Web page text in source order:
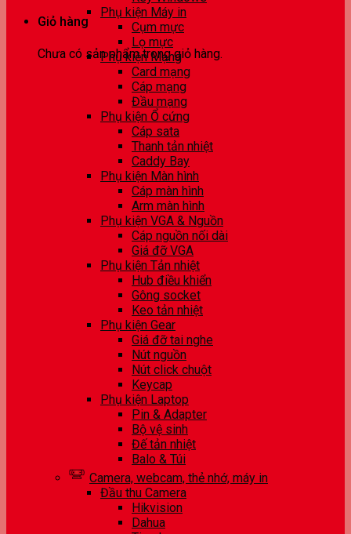
Giỏ hàng
Chưa có sản phẩm trong giỏ hàng.
Phụ kiện Máy in
Cụm mực
Lọ mực
Phụ kiện Mạng
Card mạng
Cáp mạng
Đầu mạng
Phụ kiện Ổ cứng
Cáp sata
Thanh tản nhiệt
Caddy Bay
Phụ kiện Màn hình
Cáp màn hình
Arm màn hình
Phụ kiện VGA & Nguồn
Cáp nguồn nối dài
Giá đỡ VGA
Phụ kiện Tản nhiệt
Hub điều khiển
Gông socket
Keo tản nhiệt
Phụ kiện Gear
Giá đỡ tai nghe
Nút nguồn
Nút click chuột
Keycap
Phụ kiện Laptop
Pin & Adapter
Bộ vệ sinh
Đế tản nhiệt
Balo & Túi
Camera, webcam, thẻ nhớ, máy in
Đầu thu Camera
Hikvision
Dahua